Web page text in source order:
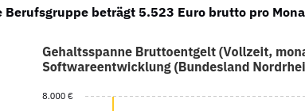
Berufsgruppe beträgt 5.523 Euro brutto pro